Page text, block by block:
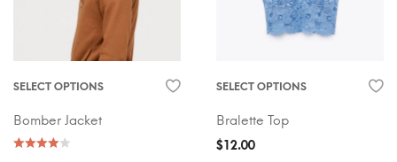
SELECT OPTIONS
Bomber Jacket
SELECT OPTIONS
Bralette Top
$12.00